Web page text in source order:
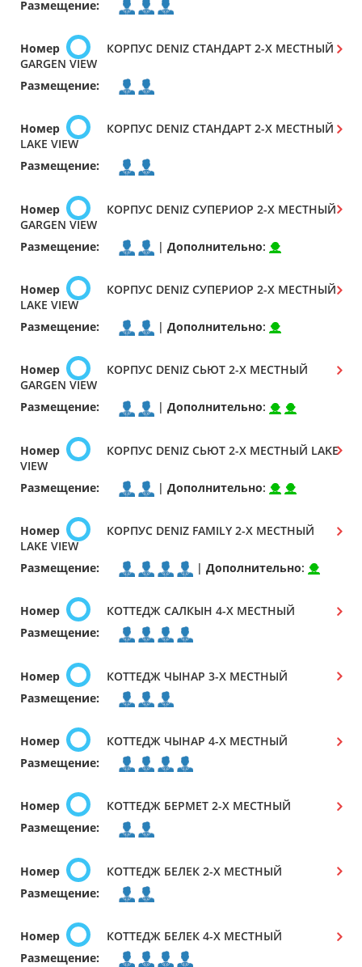
Размещение:
Номер
КОРПУС DENIZ СТАНДАРТ 2-Х МЕСТНЫЙ
GARGEN VIEW
Размещение:
Номер
КОРПУС DENIZ СТАНДАРТ 2-Х МЕСТНЫЙ
LAKE VIEW
Размещение:
Номер
КОРПУС DENIZ СУПЕРИОР 2-Х МЕСТНЫЙ
GARGEN VIEW
Размещение:
| Дополнительно:
Номер
КОРПУС DENIZ СУПЕРИОР 2-Х МЕСТНЫЙ
LAKE VIEW
Размещение:
| Дополнительно:
Номер
КОРПУС DENIZ СЬЮТ 2-Х МЕСТНЫЙ
GARGEN VIEW
Размещение:
| Дополнительно:
Номер
КОРПУС DENIZ СЬЮТ 2-Х МЕСТНЫЙ LAKE
VIEW
Размещение:
| Дополнительно:
Номер
КОРПУС DENIZ FAMILY 2-Х МЕСТНЫЙ
LAKE VIEW
Размещение:
| Дополнительно:
Номер
КОТТЕДЖ САЛКЫН 4-Х МЕСТНЫЙ
Размещение:
Номер
КОТТЕДЖ ЧЫНАР 3-Х МЕСТНЫЙ
Размещение:
Номер
КОТТЕДЖ ЧЫНАР 4-Х МЕСТНЫЙ
Размещение:
Номер
КОТТЕДЖ БЕРМЕТ 2-Х МЕСТНЫЙ
Размещение:
Номер
КОТТЕДЖ БЕЛЕК 2-Х МЕСТНЫЙ
Размещение:
Номер
КОТТЕДЖ БЕЛЕК 4-Х МЕСТНЫЙ
Размещение: